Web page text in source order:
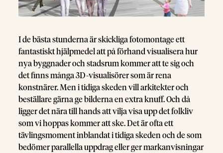
I de bästa stunderna är skickliga fotomontage ett
fantastiskt hjälpmedel att på förhand visualisera hur
nya byggnader och stadsrum kommer att te sig och
det finns många 3D-visualisörer som är rena
konstnärer. Men i tidiga skeden vill arkitekter och
beställare gärna ge bilderna en extra knuff. Och då
ligger det nära till hands att vilja visa upp det folkliv
som vi hoppas kommer att ske. Det är ofta ett
tävlingsmoment inblandat i tidiga skeden och de som
bedömer parallella uppdrag eller ger markanvisningar